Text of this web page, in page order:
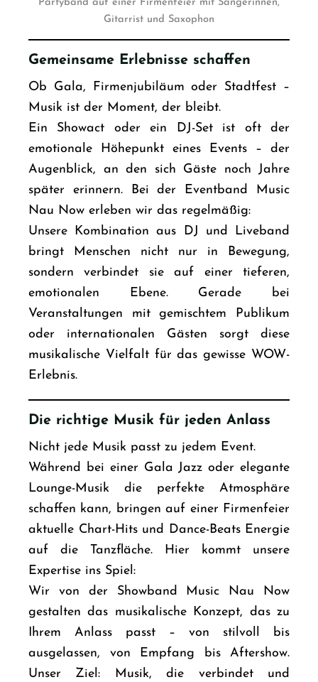
Gemeinsame Erlebnisse schaffen
Ob Gala, Firmenjubiläum oder Stadtfest –
Musik ist der Moment, der bleibt.
Ein Showact oder ein DJ-Set ist oft der
emotionale Höhepunkt eines Events – der
Augenblick, an den sich Gäste noch Jahre
später erinnern. Bei der Eventband Music
Nau Now erleben wir das regelmäßig:
Unsere Kombination aus DJ und Liveband
bringt Menschen nicht nur in Bewegung,
sondern verbindet sie auf einer tieferen,
emotionalen Ebene. Gerade bei
Veranstaltungen mit gemischtem Publikum
oder internationalen Gästen sorgt diese
musikalische Vielfalt für das gewisse WOW-
Erlebnis.
Die richtige Musik für jeden Anlass
Nicht jede Musik passt zu jedem Event.
Während bei einer Gala Jazz oder elegante
Lounge-Musik die perfekte Atmosphäre
schaffen kann, bringen auf einer Firmenfeier
aktuelle Chart-Hits und Dance-Beats Energie
auf die Tanzfläche. Hier kommt unsere
Expertise ins Spiel:
Wir von der Showband Music Nau Now
gestalten das musikalische Konzept, das zu
Ihrem Anlass passt – von stilvoll bis
ausgelassen, von Empfang bis Aftershow.
Unser Ziel: Musik, die verbindet und